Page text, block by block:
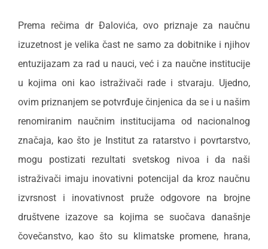
Prema rečima dr Đalovića, ovo priznaje za naučnu
izuzetnost je velika čast ne samo za dobitnike i njihov
entuzijazam za rad u nauci, već i za naučne institucije
u kojima oni kao istraživači rade i stvaraju. Ujedno,
ovim priznanjem se potvrđuje činjenica da se i u našim
renomiranim naučnim institucijama od nacionalnog
značaja, kao što je Institut za ratarstvo i povrtarstvo,
mogu postizati rezultati svetskog nivoa i da naši
istraživači imaju inovativni potencijal da kroz naučnu
izvrsnost i inovativnost pruže odgovore na brojne
društvene izazove sa kojima se suočava današnje
čovečanstvo, kao što su klimatske promene, hrana,